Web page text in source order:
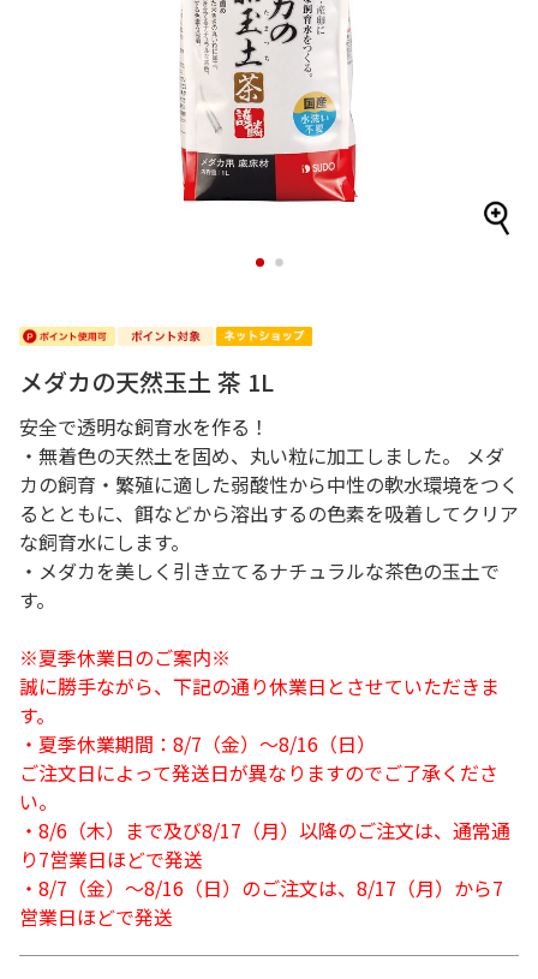
1 2
メダカの天然玉土 茶 1L
安全で透明な飼育水を作る！
・無着色の天然土を固め、丸い粒に加工しました。 メダ
カの飼育・繁殖に適した弱酸性から中性の軟水環境をつく
るとともに、餌などから溶出するの色素を吸着してクリア
な飼育水にします。
・メダカを美しく引き立てるナチュラルな茶色の玉土で
す。
※夏季休業日のご案内※
誠に勝手ながら、下記の通り休業日とさせていただきま
す。
・夏季休業期間：8/7（金）～8/16（日）
ご注文日によって発送日が異なりますのでご了承くださ
い。
・8/6（木）まで及び8/17（月）以降のご注文は、通常通
り7営業日ほどで発送
・8/7（金）～8/16（日）のご注文は、8/17（月）から7
営業日ほどで発送